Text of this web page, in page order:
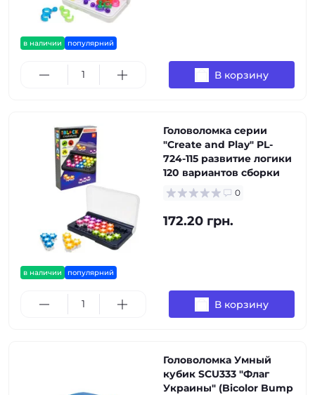
в наличии популярний
В корзину
в наличии популярний
Головоломка серии
"Create and Play" PL-
724-115 развитие логики
120 вариантов сборки
0
172.20 грн.
В корзину
Головоломка Умный
кубик SCU333 "Флаг
Украины" (Bicolor Bump